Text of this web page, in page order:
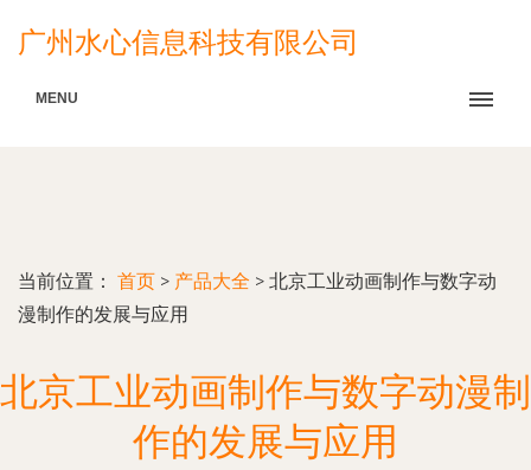
广州水心信息科技有限公司
MENU
当前位置： 首页 > 产品大全 > 北京工业动画制作与数字动
漫制作的发展与应用
北京工业动画制作与数字动漫制
作的发展与应用